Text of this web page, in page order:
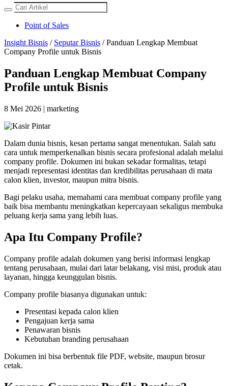
Point of Sales
Insight Bisnis / Seputar Bisnis / Panduan Lengkap Membuat
Company Profile untuk Bisnis
Panduan Lengkap Membuat Company
Profile untuk Bisnis
8 Mei 2026 | marketing
Dalam dunia bisnis, kesan pertama sangat menentukan. Salah satu
cara untuk memperkenalkan bisnis secara profesional adalah melalui
company profile. Dokumen ini bukan sekadar formalitas, tetapi
menjadi representasi identitas dan kredibilitas perusahaan di mata
calon klien, investor, maupun mitra bisnis.
Bagi pelaku usaha, memahami cara membuat company profile yang
baik bisa membantu meningkatkan kepercayaan sekaligus membuka
peluang kerja sama yang lebih luas.
Apa Itu Company Profile?
Company profile adalah dokumen yang berisi informasi lengkap
tentang perusahaan, mulai dari latar belakang, visi misi, produk atau
layanan, hingga keunggulan bisnis.
Company profile biasanya digunakan untuk:
Presentasi kepada calon klien
Pengajuan kerja sama
Penawaran bisnis
Kebutuhan branding perusahaan
Dokumen ini bisa berbentuk file PDF, website, maupun brosur
cetak.